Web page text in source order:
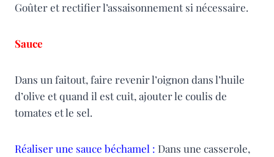
Goûter et rectifier l’assaisonnement si nécessaire.
Sauce
Dans un faitout, faire revenir l’oignon dans l’huile
d’olive et quand il est cuit, ajouter le coulis de
tomates et le sel.
Réaliser une sauce béchamel : Dans une casserole,